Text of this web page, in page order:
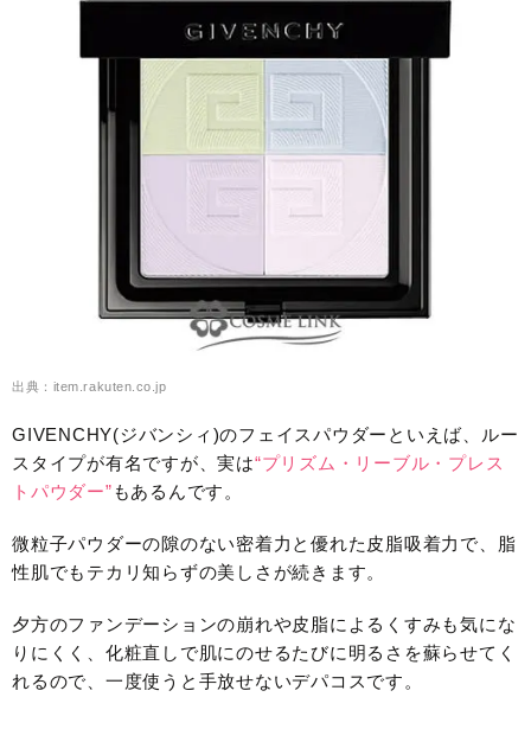
出典：item.rakuten.co.jp
GIVENCHY(ジバンシィ)のフェイスパウダーといえば、ルー
スタイプが有名ですが、実は“プリズム・リーブル・プレス
トパウダー”もあるんです。
微粒子パウダーの隙のない密着力と優れた皮脂吸着力で、脂
性肌でもテカリ知らずの美しさが続きます。
夕方のファンデーションの崩れや皮脂によるくすみも気にな
りにくく、化粧直しで肌にのせるたびに明るさを蘇らせてく
れるので、一度使うと手放せないデパコスです。